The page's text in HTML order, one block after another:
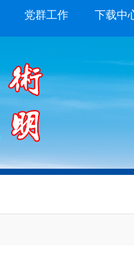
党群工作 下载中